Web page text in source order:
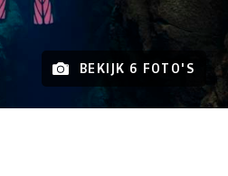
BEKIJK 6 FOTO'S